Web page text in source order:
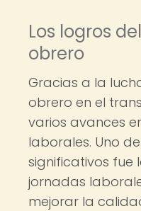
Los logros
obrero
Gracias a la
obrero en el
varios avances
laborales. Uno
significativos fue
jornadas
mejorar la